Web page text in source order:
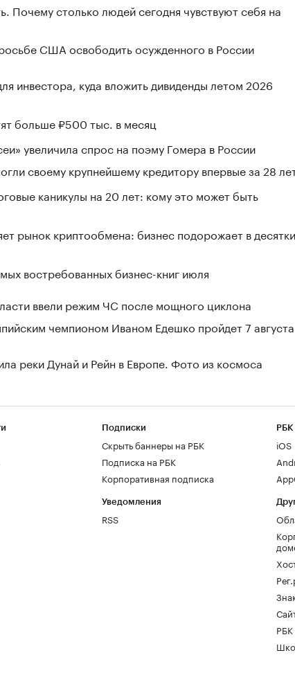
Почему столько людей сегодня чувствуют себя на
США освободить осужденного в России
инвестора, куда вложить дивиденды летом 2026
больше ₽500 тыс. в месяц
увеличила спрос на поэму Гомера в России
своему крупнейшему кредитору впервые за 28
каникулы на 20 лет: кому это может быть
рынок криптообмена: бизнес подорожает в десятки
востребованных бизнес-книг июля
ввели режим ЧС после мощного циклона
чемпионом Иваном Едешко пройдет 7 августа
реки Дунай и Рейн в Европе. Фото из космоса
Подписки
Скрыть баннеры на РБК
Подписка на РБК
Корпоративная подписка
Уведомления
RSS
РБК
iOS